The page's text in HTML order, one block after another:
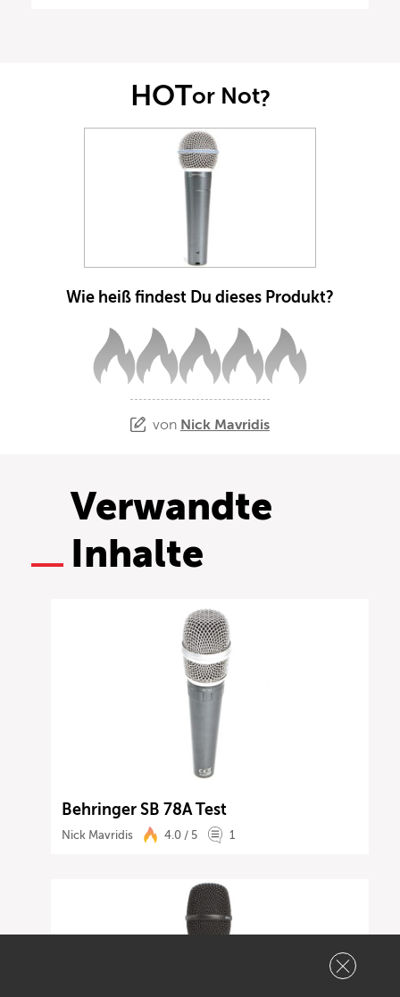
HOTor Not?
Wie heiß findest Du dieses Produkt?
von Nick Mavridis
Verwandte
Inhalte
Behringer SB 78A Test
Nick Mavridis 4.0 / 5 1